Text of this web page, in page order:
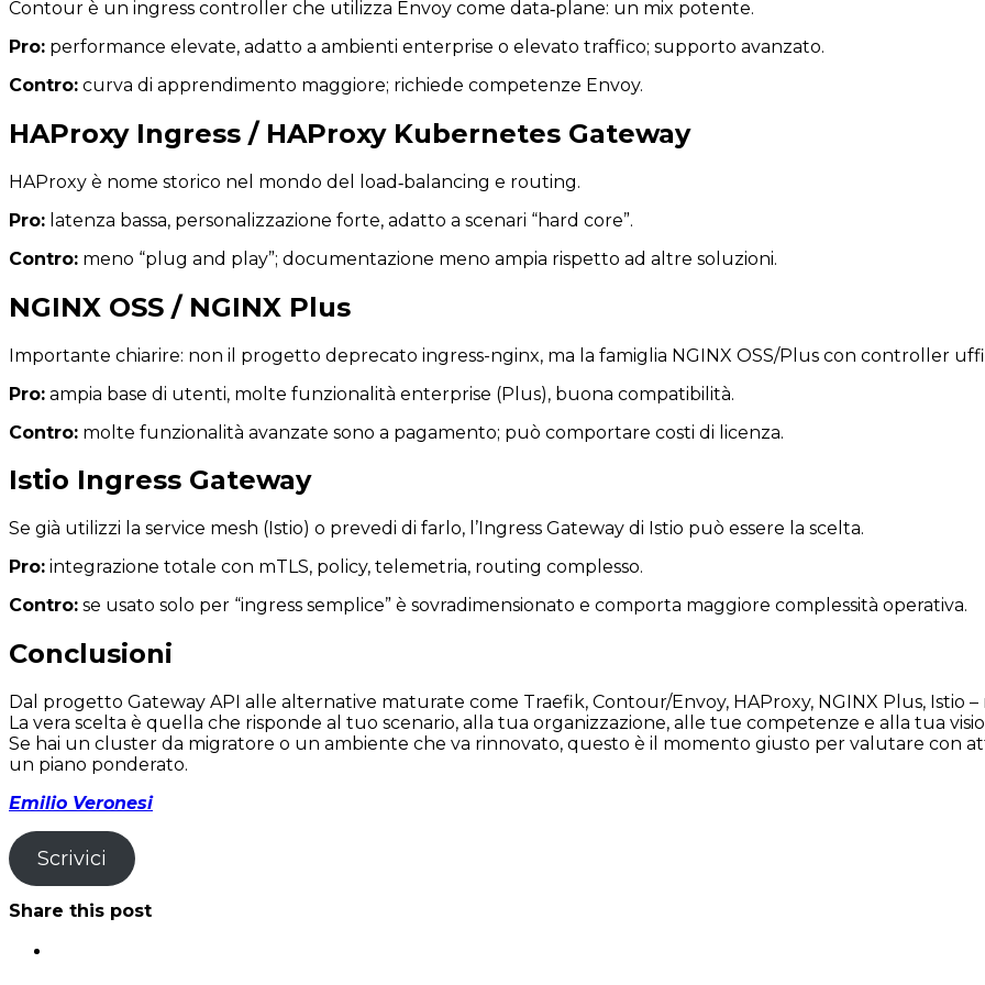
Contour è un ingress controller che utilizza Envoy come data‐plane: un mix potente.
Pro: performance elevate, adatto a ambienti enterprise o elevato traffico; supporto avanzato.
Contro: curva di apprendimento maggiore; richiede competenze Envoy.
HAProxy Ingress / HAProxy Kubernetes Gateway
HAProxy è nome storico nel mondo del load‐balancing e routing.
Pro: latenza bassa, personalizzazione forte, adatto a scenari “hard core”.
Contro: meno “plug and play”; documentazione meno ampia rispetto ad altre soluzioni.
NGINX OSS / NGINX Plus
Importante chiarire: non il progetto deprecato ingress-nginx, ma la famiglia NGINX OSS/Plus con controller
Pro: ampia base di utenti, molte funzionalità enterprise (Plus), buona compatibilità.
Contro: molte funzionalità avanzate sono a pagamento; può comportare costi di licenza.
Istio Ingress Gateway
Se già utilizzi la service mesh (Istio) o prevedi di farlo, l’Ingress Gateway di Istio può essere la scelta.
Pro: integrazione totale con mTLS, policy, telemetria, routing complesso.
Contro: se usato solo per “ingress semplice” è sovradimensionato e comporta maggiore complessità operativa.
Conclusioni
Dal progetto Gateway API alle alternative maturate come Traefik, Contour/Envoy, HAProxy, NGINX Plus, Istio –
La vera scelta è quella che risponde al tuo scenario, alla tua organizzazione, alle tue competenze e alla tua
Se hai un cluster da migratore o un ambiente che va rinnovato, questo è il momento giusto per valutare con
un piano ponderato.
Emilio Veronesi
Scrivici
Share this post